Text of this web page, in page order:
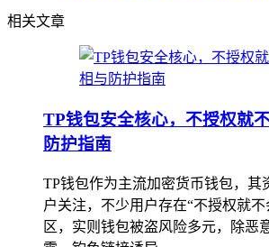
相关文章
TP钱包安全核心，不授权就
防护指南
TP钱包作为主流加密货币钱包，其
户关注，不少用户存在“不授权就
区，实则钱包被盗风险多元，除恶